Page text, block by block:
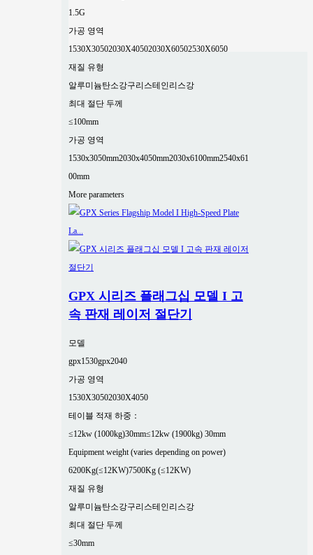
1.5G
가공 영역
1530X30502030X40502030X60502530X6050
재질 유형
알루미늄탄소강구리스테인리스강
최대 절단 두께
≤100mm
가공 영역
1530x3050mm2030x4050mm2030x6100mm2540x61
00mm
More parameters
GPX 시리즈 플래그십 모델 I 고
속 판재 레이저 절단기
모델
gpx1530gpx2040
가공 영역
1530X30502030X4050
테이블 적재 하중：
≤12kw (1000kg)30mm≤12kw (1900kg) 30mm
Equipment weight (varies depending on power)
6200Kg(≤12KW)7500Kg (≤12KW)
재질 유형
알루미늄탄소강구리스테인리스강
최대 절단 두께
≤30mm